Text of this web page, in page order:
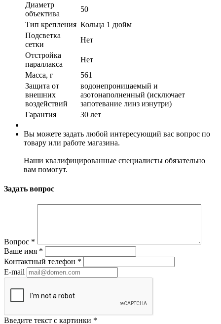
Диаметр
объектива
50
Тип крепления Кольца 1 дюйм
Подсветка
сетки
Нет
Отстройка
параллакса
Нет
Масса, г
561
Защита от
внешних
воздействий
водонепроницаемый и
азотонаполненный (исключает
запотевание линз изнутри)
Гарантия
30 лет
Вы можете задать любой интересующий вас вопрос по
товару или работе магазина.
Наши квалифицированные специалисты обязательно
вам помогут.
Задать вопрос
Вопрос *
Ваше имя *
Контактный телефон *
E-mail
Введите текст с картинки *